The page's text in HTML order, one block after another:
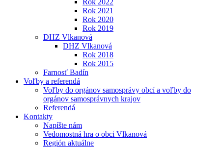
Rok 2022
Rok 2021
Rok 2020
Rok 2019
DHZ Vlkanová
DHZ Vlkanová
Rok 2018
Rok 2015
Farnosť Badín
Voľby a referendá
Voľby do orgánov samosprávy obcí a voľby do
orgánov samosprávnych krajov
Referendá
Kontakty
Napíšte nám
Vedomostná hra o obci Vlkanová
Región aktuálne